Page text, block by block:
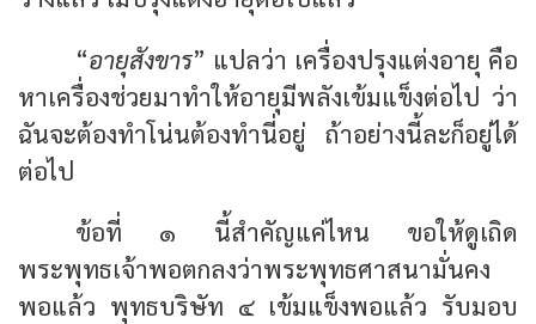
“อายุสังขาร” แปลว่า เครื่องปรุงแต่งอายุ คือ
หาเครื่องช่วยมาทำให้อายุมีพลังเข้มแข็งต่อไป ว่า
ฉันจะต้องทำโน่นต้องทำนี่อยู่ ถ้าอย่างนี้ละก็อยู่ได้
ต่อไป
ข้อที่ ๑ นี้สำคัญแค่ไหน ขอให้ดูเถิด
พระพุทธเจ้าพอตกลงว่าพระพุทธศาสนามั่นคง
พอแล้ว พุทธบริษัท ๔ เข้มแข็งพอแล้ว รับมอบ